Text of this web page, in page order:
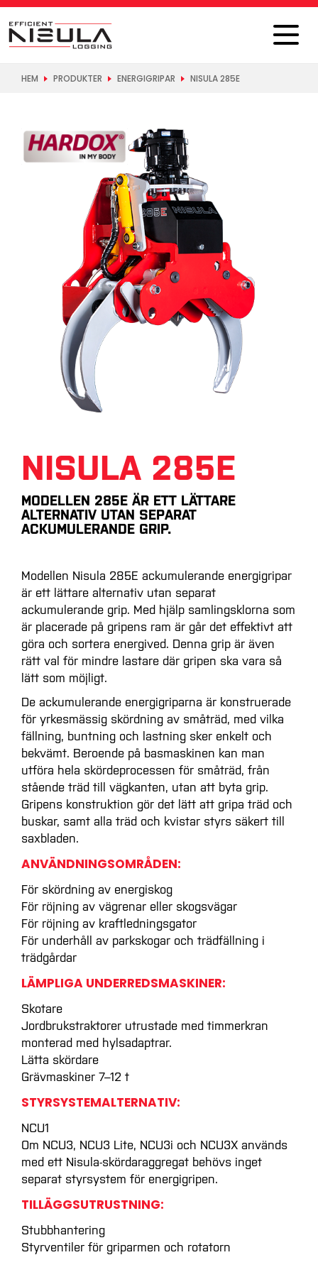
HEM PRODUKTER ENERGIGRIPAR NISULA 285E
NISULA 285E
MODELLEN 285E ÄR ETT LÄTTARE
ALTERNATIV UTAN SEPARAT
ACKUMULERANDE GRIP.
Modellen Nisula 285E ackumulerande energigripar
är ett lättare alternativ utan separat
ackumulerande grip. Med hjälp samlingsklorna som
är placerade på gripens ram är går det effektivt att
göra och sortera energived. Denna grip är även
rätt val för mindre lastare där gripen ska vara så
lätt som möjligt.
De ackumulerande energigriparna är konstruerade
för yrkesmässig skördning av småträd, med vilka
fällning, buntning och lastning sker enkelt och
bekvämt. Beroende på basmaskinen kan man
utföra hela skördeprocessen för småträd, från
stående träd till vägkanten, utan att byta grip.
Gripens konstruktion gör det lätt att gripa träd och
buskar, samt alla träd och kvistar styrs säkert till
saxbladen.
ANVÄNDNINGSOMRÅDEN:
För skördning av energiskog
För röjning av vägrenar eller skogsvägar
För röjning av kraftledningsgator
För underhåll av parkskogar och trädfällning i
trädgårdar
LÄMPLIGA UNDERREDSMASKINER:
Skotare
Jordbrukstraktorer utrustade med timmerkran
monterad med hylsadaptrar.
Lätta skördare
Grävmaskiner 7–12 t
STYRSYSTEMALTERNATIV:
NCU1
Om NCU3, NCU3 Lite, NCU3i och NCU3X används
med ett Nisula-skördaraggregat behövs inget
separat styrsystem för energigripen.
TILLÄGGSUTRUSTNING:
Stubbhantering
Styrventiler för griparmen och rotatorn